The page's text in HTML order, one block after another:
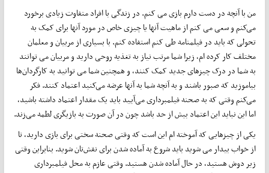
من با آنچه در دست دارم بازی می کنم. در زندگی با افراد متفاوت زیادی برخورد
می‌کنم و سعی می کنم از ماهیت آنها یا چیزی خاص در مورد آنها برای کمک به
تحولی که باید در فیلمنامه طی کنم استفاده کنم. با بسیاری از مربیان و معلمان
مختلف کار کرده ام، زیرا شما مرتب نیاز به تغذیه روحی دارید و مربیان می توانند
به شما در درک چیزهای جدید کمک کنند، و همچنین شما می توانید به کارگردان‌ها
بیاموزید که صبور باشند و به آنچه شما به آنها عرضه می‌کنید اعتماد کنند. فکر
می‌کنم وقتی که به صحنه‌ فیلمبرداری می‌آیید باید یک مقدار اعتماد داشته باشید،
اما این نباید این اعتماد بیش از حد باشد چون در آن صورت به بازیگری لطمه می‌زند.
یکی از چیزهایی که آموخته ام این است که وقتی صحنه سختی برای بازی دارید، تا
از خواب بیدار می شوید باید شروع به آماده شدن برای نقش‌تان شوید. بنابراین وقتی
زیر دوش هستید، در حال آماده شدن هستید. وقتی عازم به محل فیلمبرداری